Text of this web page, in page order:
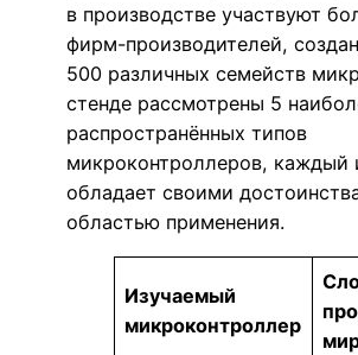
в производстве участвуют
фирм-производителей,
500 различных семейств
стенде рассмотрены 5
распространённых типов
микроконтроллеров, каждый
обладает своими
областью применения.
Изучаемый
микроконтроллер